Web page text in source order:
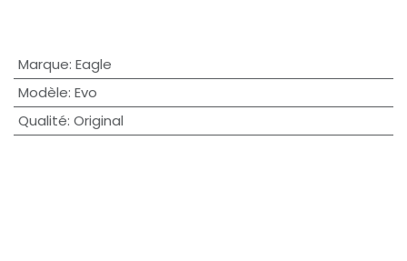
Marque: Eagle
Modèle: Evo
Qualité: Original